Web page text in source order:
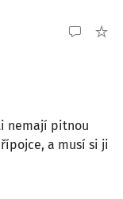
nemají pitnou
a musí si ji